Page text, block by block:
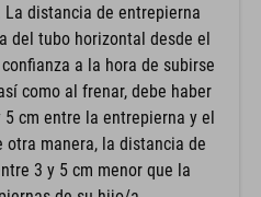
distancia de entrepierna
del tubo horizontal desde el
a la hora de subirse
como al frenar, debe haber
cm entre la entrepierna y el
manera, la distancia de
3 y 5 cm menor que la